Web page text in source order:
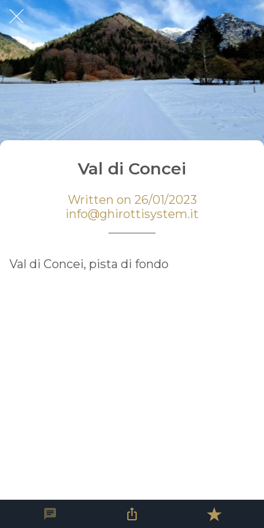
Val di Concei
Written on 26/01/2023
info@ghirottisystem.it
Val di Concei, pista di fondo